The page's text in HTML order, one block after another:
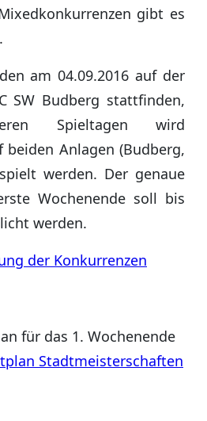
gibt es
am 04.09.2016 auf der
SW Budberg stattfinden,
Spieltagen wird
Anlagen (Budberg,
werden. Der genaue
Wochenende soll bis
werden.
der Konkurrenzen
für das 1. Wochenende
Stadtmeisterschaften